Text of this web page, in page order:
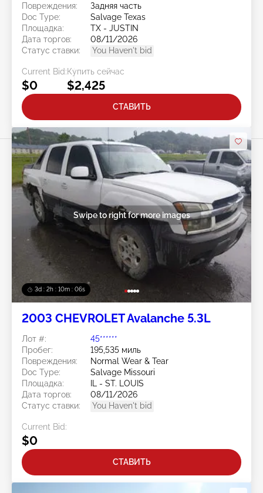
Повреждения:
Задняя часть
Doc Type:
Salvage Texas
Площадка:
TX - JUSTIN
Дата торгов:
08/11/2026
Статус ставки:
You Haven't bid
Current Bid:
$0
Купить сейчас
$2,425
СТАВИТЬ
3d : 2h : 10m : 03s
Swipe to right for more images
2003 CHEVROLET Avalanche 5.3L
Лот #:
45******
Пробег:
195,535 миль
Повреждения:
Normal Wear & Tear
Doc Type:
Salvage Missouri
Площадка:
IL - ST. LOUIS
Дата торгов:
08/11/2026
Статус ставки:
You Haven't bid
Current Bid:
$0
СТАВИТЬ